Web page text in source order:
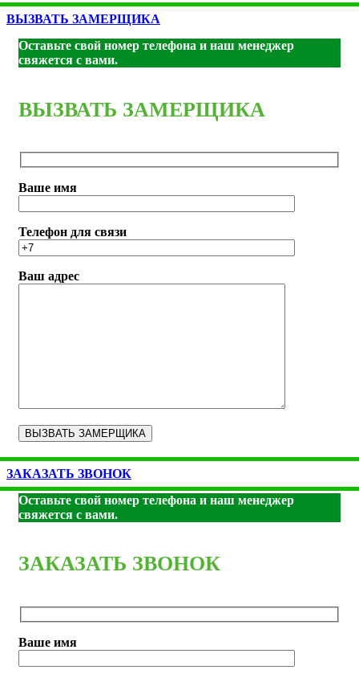
ВЫЗВАТЬ ЗАМЕРЩИКА
Оставьте свой номер телефона и наш менеджер
свяжется с вами.
ВЫЗВАТЬ ЗАМЕРЩИКА
Ваше имя
Телефон для связи
Ваш адрес
ЗАКАЗАТЬ ЗВОНОК
Оставьте свой номер телефона и наш менеджер
свяжется с вами.
ЗАКАЗАТЬ ЗВОНОК
Ваше имя